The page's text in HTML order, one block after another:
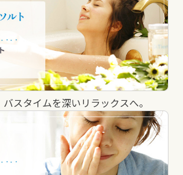
スタイムを深いリラックスへ。